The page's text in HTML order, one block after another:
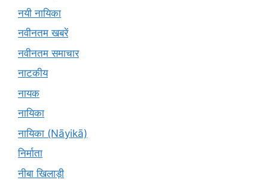
नयी नायिका
नवीनतम खबरें
नवीनतम समाचार
नाटकीय
नायक
नायिका
नायिका (Nāyikā)
निर्माता
नीबा खिलाड़ी